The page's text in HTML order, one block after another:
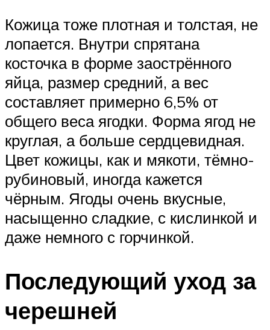
Кожица тоже плотная и толстая, не
лопается. Внутри спрятана
косточка в форме заострённого
яйца, размер средний, а вес
составляет примерно 6,5% от
общего веса ягодки. Форма ягод не
круглая, а больше сердцевидная.
Цвет кожицы, как и мякоти, тёмно-
рубиновый, иногда кажется
чёрным. Ягоды очень вкусные,
насыщенно сладкие, с кислинкой и
даже немного с горчинкой.
Последующий уход за
черешней